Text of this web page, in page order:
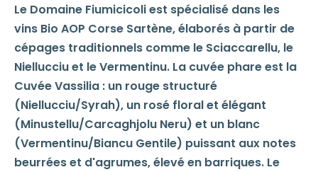
Le Domaine Fiumicicoli est spécialisé dans les
vins Bio AOP Corse Sartène, élaborés à partir de
cépages traditionnels comme le Sciaccarellu, le
Niellucciu et le Vermentinu. La cuvée phare est la
Cuvée Vassilia : un rouge structuré
(Niellucciu/Syrah), un rosé floral et élégant
(Minustellu/Carcaghjolu Neru) et un blanc
(Vermentinu/Biancu Gentile) puissant aux notes
beurrées et d'agrumes, élevé en barriques. Le